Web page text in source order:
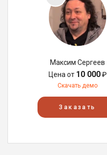
Максим Сергеев
Цена от 10 000₽
Скачать демо
Заказать